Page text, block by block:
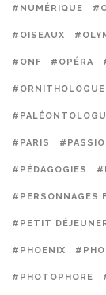
#NUMÉRIQUE
#OISEAUX
#ONF #OPÉRA
#ORNITHOLOGUE
#PARIS
#PÉDAGOGIES
#PERSONNAGES
#PETIT
#PHOENIX
#PHOTOPHORE